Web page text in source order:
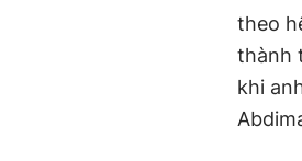
theo
thành
khi